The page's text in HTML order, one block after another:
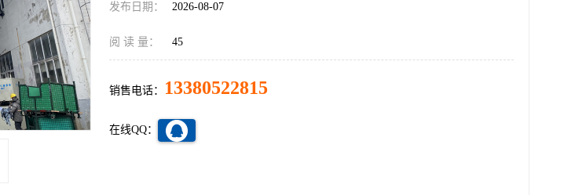
发布日期： 2026-08-07
阅 读 量： 45
销售电话： 13380522815
在线QQ：